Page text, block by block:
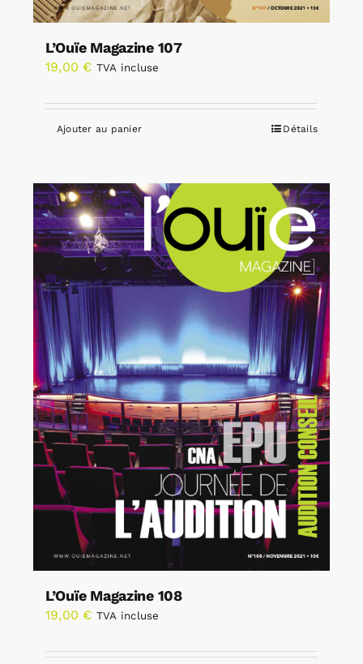
L’Ouïe Magazine 107
19,00 € TVA incluse
Ajouter au panier Détails
L’Ouïe Magazine 108
19,00 € TVA incluse